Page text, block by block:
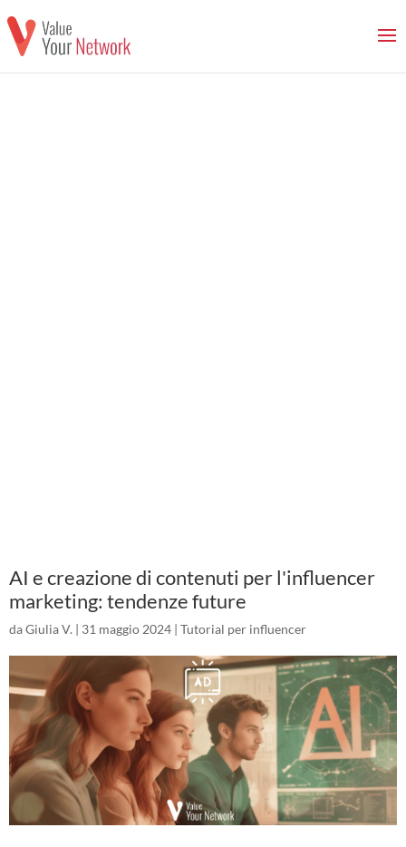
AI e creazione di contenuti per l'influencer
marketing: tendenze future
daGiulia V. | 31 maggio 2024 | Tutorial per influencer